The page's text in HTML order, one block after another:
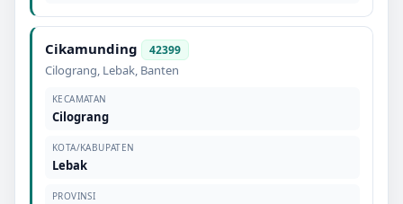
Cikamunding 42399
Cilograng, Lebak, Banten
KECAMATAN
Cilograng
KOTA/KABUPATEN
Lebak
PROVINSI